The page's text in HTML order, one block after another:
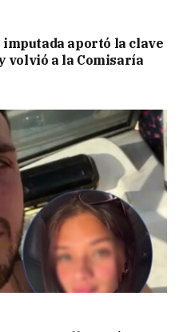
imputada aportó la clave
volvió a la Comisaría